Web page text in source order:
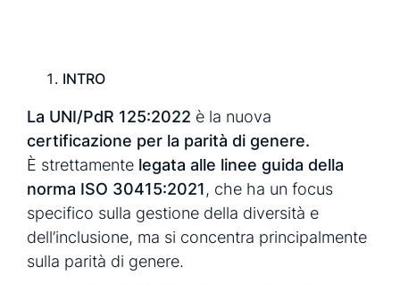
INTRO
La UNI/PdR 125:2022 è la nuova
certificazione per la parità di genere.
È strettamente legata alle linee guida della
norma ISO 30415:2021, che ha un focus
specifico sulla gestione della diversità e
dell’inclusione, ma si concentra principalmente
sulla parità di genere.